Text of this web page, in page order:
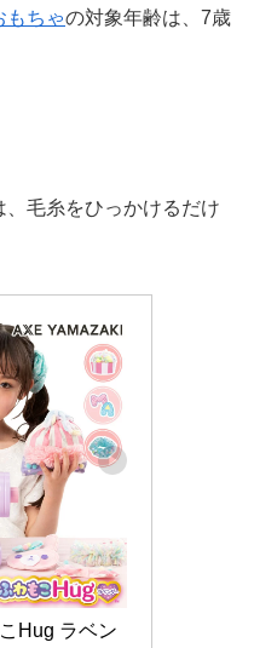
もちゃの対象年齢は、7歳
、毛糸をひっかけるだけ
Hug ラベン